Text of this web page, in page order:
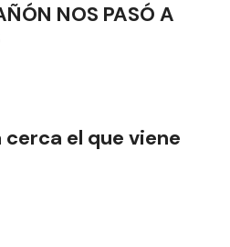
NOS PASÓ A
cerca el que viene